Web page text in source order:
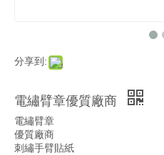
分享到:
電繡臂章優質廠商
電繡臂章
優質廠商
刺繡手臂貼紙